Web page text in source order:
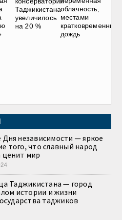
Таджикистана
увеличилось
на 20 %
облачность,
местами
кратковременный
дождь
независимости — яркое
того, что славный народ
ценит мир
Таджикистана — город
истории и жизни
таджиков